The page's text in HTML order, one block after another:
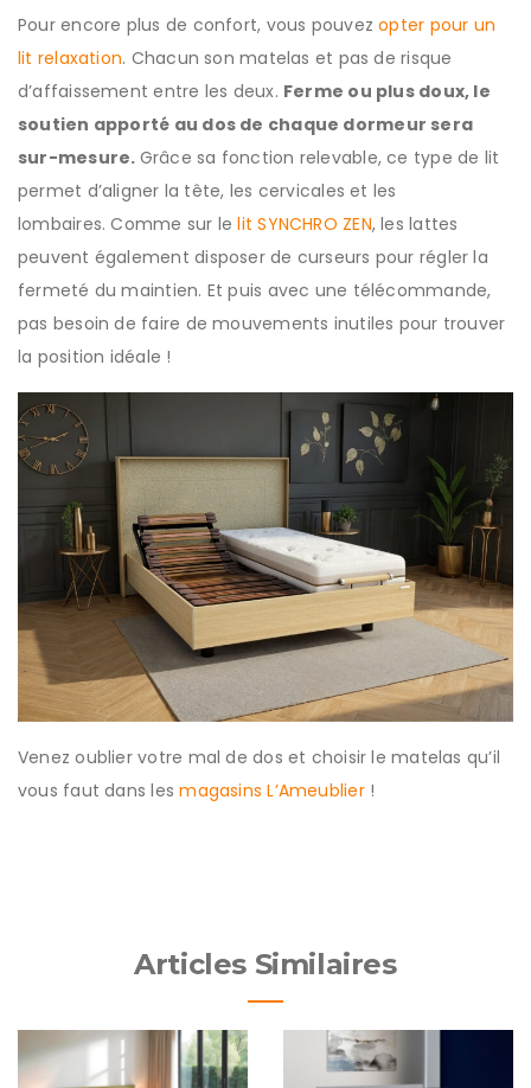
Pour encore plus de confort, vous pouvezopter pour un
lit relaxation. Chacun son matelas et pas de risque
d’affaissement entre les deux. Ferme ou plus doux, le
soutien apporté au dos de chaque dormeur sera
sur-mesure. Grâce sa fonction relevable, ce type de lit
permet d’aligner la tête, les cervicales et les
lombaires. Comme sur lelit SYNCHRO ZEN, les lattes
peuvent également disposer de curseurs pour régler la
fermeté du maintien. Et puis avec une télécommande,
pas besoin de faire de mouvements inutiles pour trouver
la position idéale !
Venez oublier votre mal de dos et choisir le matelas qu’il
vous faut dans lesmagasins L’Ameublier !
Articles Similaires